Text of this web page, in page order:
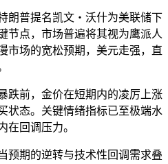
朗普提名凯文・沃什为美联储下
节点，市场普遍将其视为鹰派人
市场的宽松预期，美元走强，直
跌前，金价在短期内的凌厉上涨
状态。关键情绪指标已至极端水
在回调压力。
预期的逆转与技术性回调需求叠